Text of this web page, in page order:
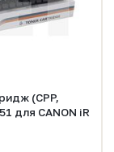
(CPP,
для CANON iR
C5550/C5560